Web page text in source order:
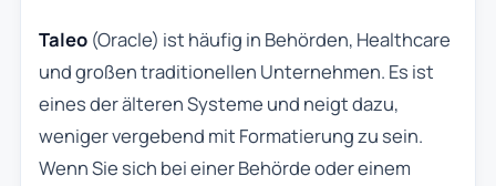
Taleo(Oracle) ist häufig in Behörden, Healthcare
und großen traditionellen Unternehmen. Es ist
eines der älteren Systeme und neigt dazu,
weniger vergebend mit Formatierung zu sein.
Wenn Sie sich bei einer Behörde oder einem